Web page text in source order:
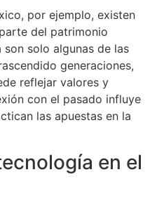
por ejemplo, existen
del patrimonio
solo algunas de las
generaciones,
reflejar valores y
con el pasado influye
las apuestas en la
en el